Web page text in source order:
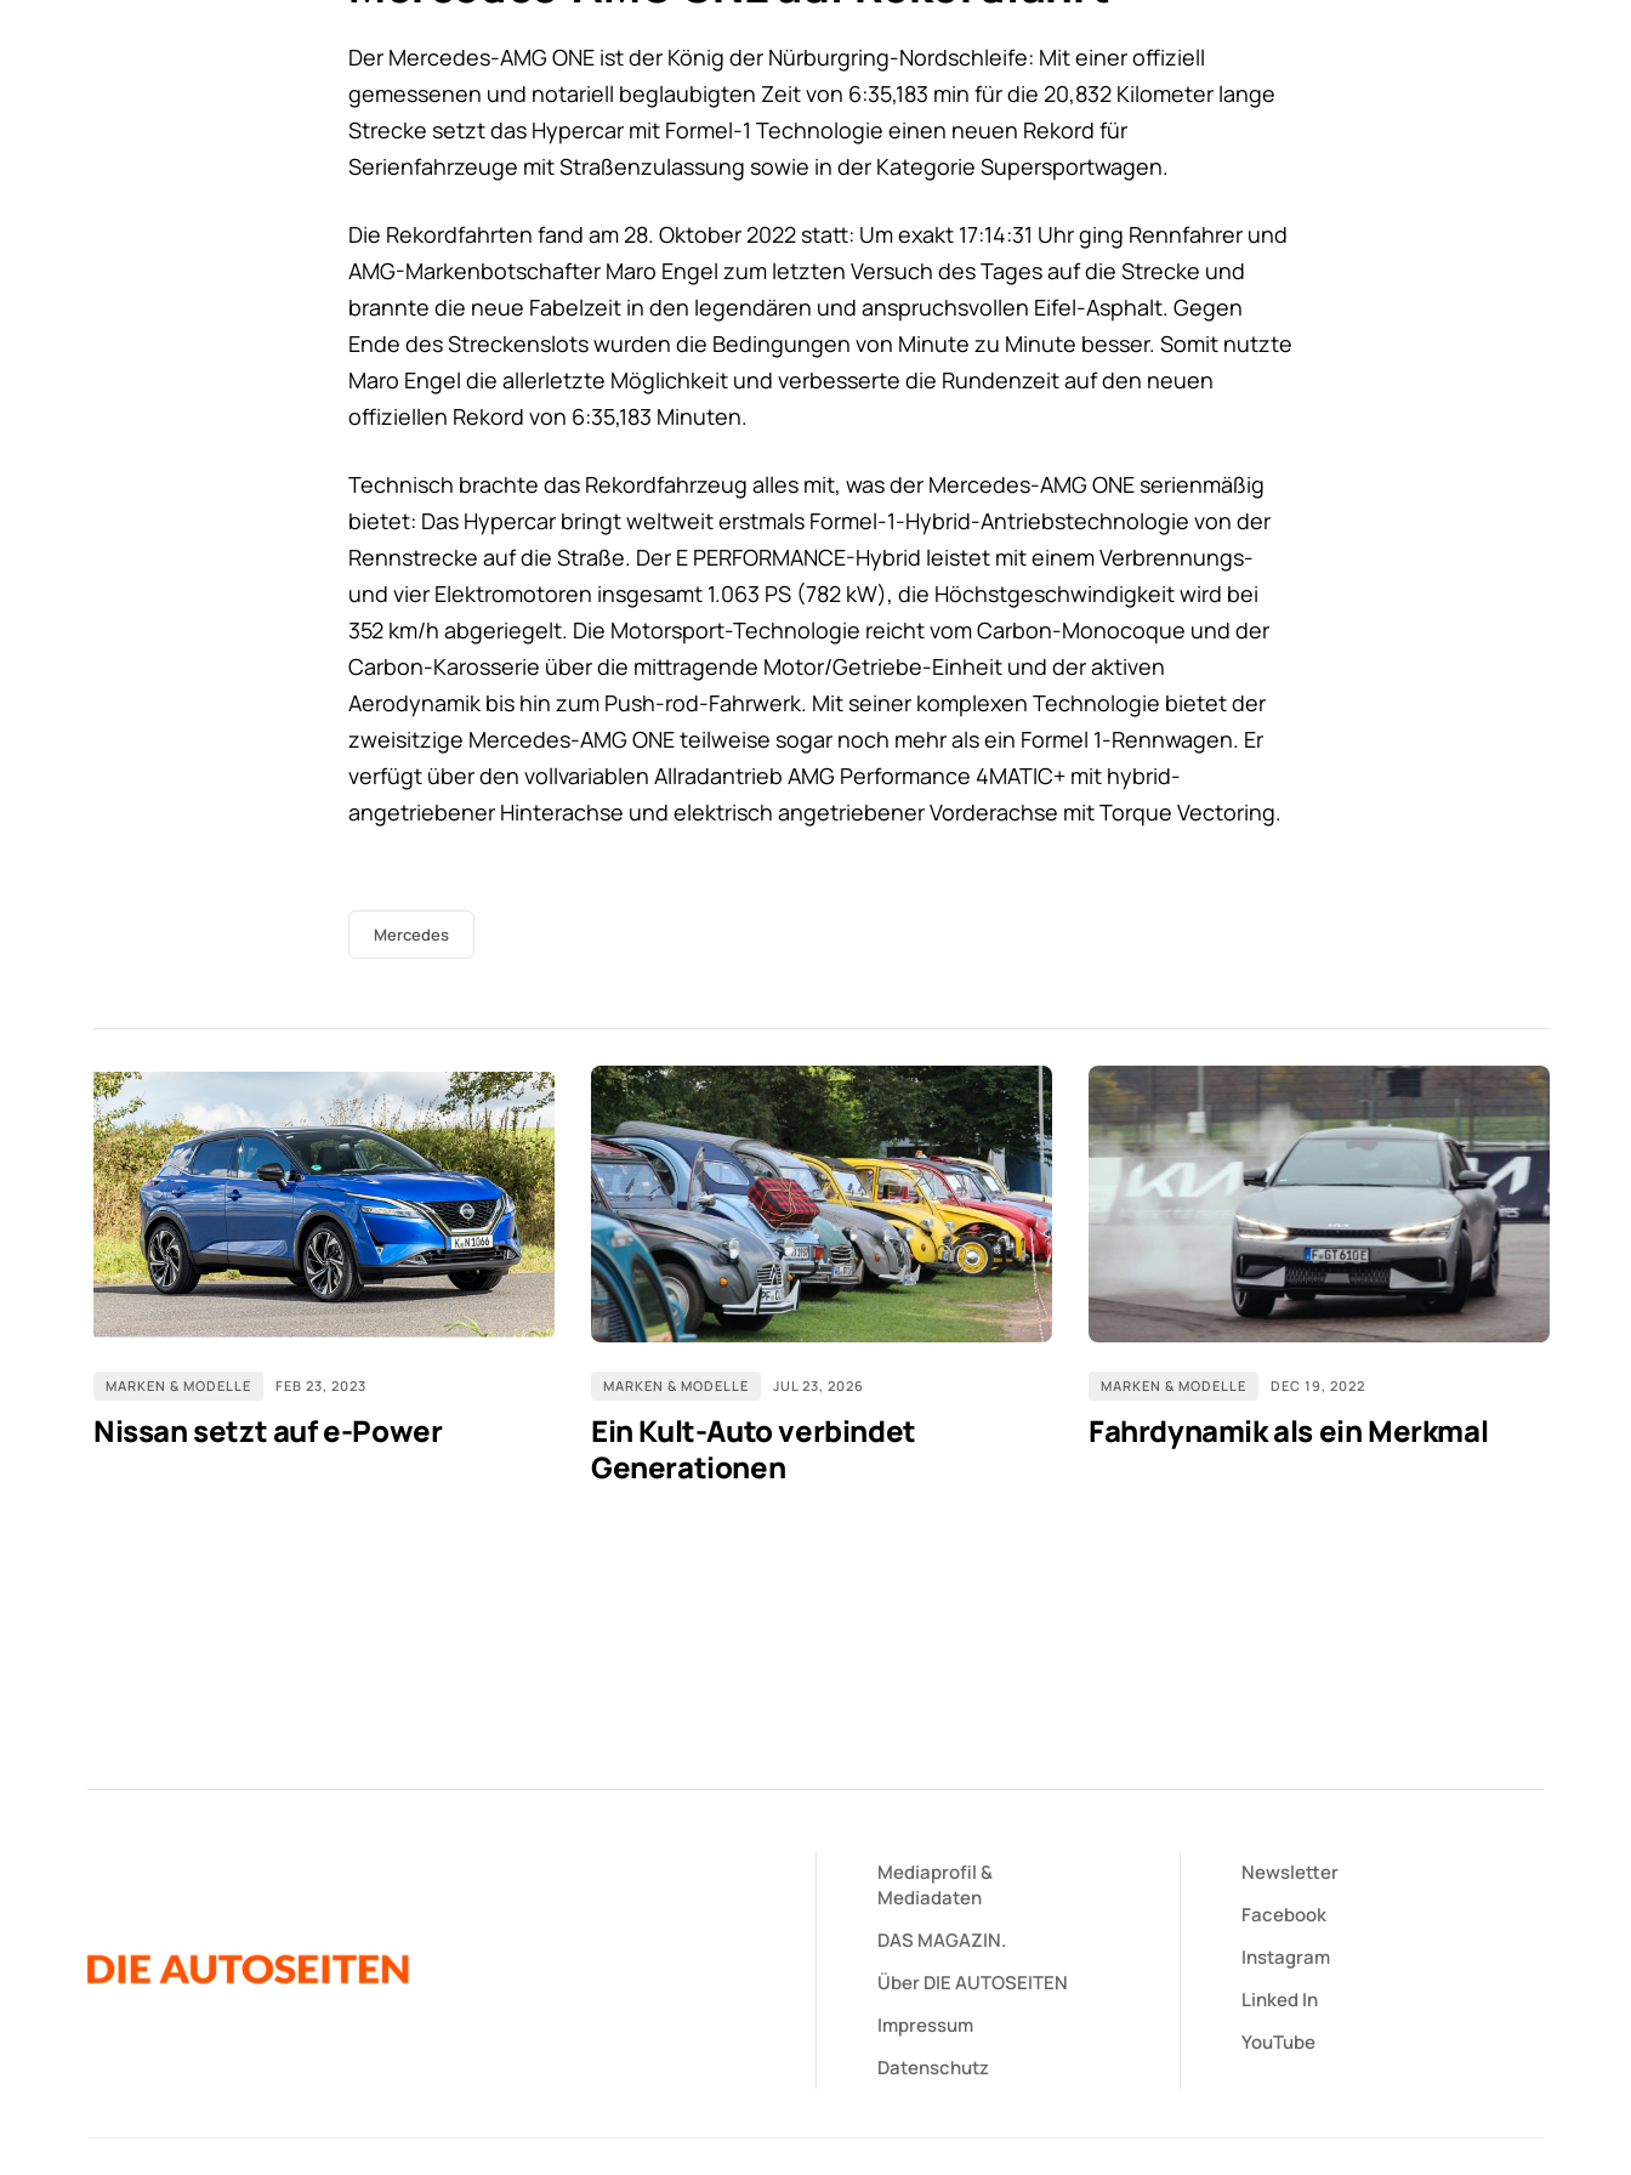
Der Mercedes-AMG ONE ist der König der Nürburgring-Nordschleife: Mit einer offiziell
gemessenen und notariell beglaubigten Zeit von 6:35,183 min für die 20,832 Kilometer lange
Strecke setzt das Hypercar mit Formel-1 Technologie einen neuen Rekord für
Serienfahrzeuge mit Straßenzulassung sowie in der Kategorie Supersportwagen.
Die Rekordfahrten fand am 28. Oktober 2022 statt: Um exakt 17:14:31 Uhr ging Rennfahrer und
AMG-Markenbotschafter Maro Engel zum letzten Versuch des Tages auf die Strecke und
brannte die neue Fabelzeit in den legendären und anspruchsvollen Eifel-Asphalt. Gegen
Ende des Streckenslots wurden die Bedingungen von Minute zu Minute besser. Somit nutzte
Maro Engel die allerletzte Möglichkeit und verbesserte die Rundenzeit auf den neuen
offiziellen Rekord von 6:35,183 Minuten.
Technisch brachte das Rekordfahrzeug alles mit, was der Mercedes-AMG ONE serienmäßig
bietet: Das Hypercar bringt weltweit erstmals Formel-1-Hybrid-Antriebstechnologie von der
Rennstrecke auf die Straße. Der E PERFORMANCE-Hybrid leistet mit einem Verbrennungs-
und vier Elektromotoren insgesamt 1.063 PS (782 kW), die Höchstgeschwindigkeit wird bei
352 km/h abgeriegelt. Die Motorsport-Technologie reicht vom Carbon-Monocoque und der
Carbon-Karosserie über die mittragende Motor/Getriebe-Einheit und der aktiven
Aerodynamik bis hin zum Push-rod-Fahrwerk. Mit seiner komplexen Technologie bietet der
zweisitzige Mercedes-AMG ONE teilweise sogar noch mehr als ein Formel 1-Rennwagen. Er
verfügt über den vollvariablen Allradantrieb AMG Performance 4MATIC+ mit hybrid-
angetriebener Hinterachse und elektrisch angetriebener Vorderachse mit Torque Vectoring.
Mercedes
MARKEN & MODELLE FEB 23, 2023
Nissan setzt auf e-Power
MARKEN & MODELLE JUL 23, 2026
Ein Kult-Auto verbindet
Generationen
MARKEN & MODELLE DEC 19, 2022
Fahrdynamik als ein Merkmal
Mediaprofil&
Mediadaten
DAS MAGAZIN.
Über DIE AUTOSEITEN
Impressum
Datenschutz
Newsletter
Facebook
Instagram
Linked In
YouTube